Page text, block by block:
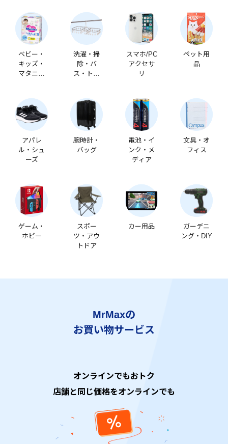
ベビー・
キッズ・
マタニテ
洗濯・掃
除・バ
ス・トイ
スマホ/PC
アクセサ
リ
ペット用
品
アパレ
ル・シュ
ーズ
腕時計・
バッグ
電池・イ
ンク・メ
ディア
文具・オ
フィス
ゲーム・
ホビー
スポー
ツ・アウ
トドア
カー用品
ガーデニ
ング・DIY
MrMaxの
お買い物サービス
オンラインでもおトク
店舗と同じ価格をオンラインでも